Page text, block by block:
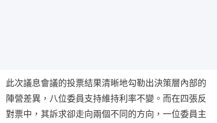
此次議息會議的投票結果清晰地勾勒出決策層內部的
陣營差異，八位委員支持維持利率不變。而在四張反
對票中，其訴求卻走向兩個不同的方向，一位委員主